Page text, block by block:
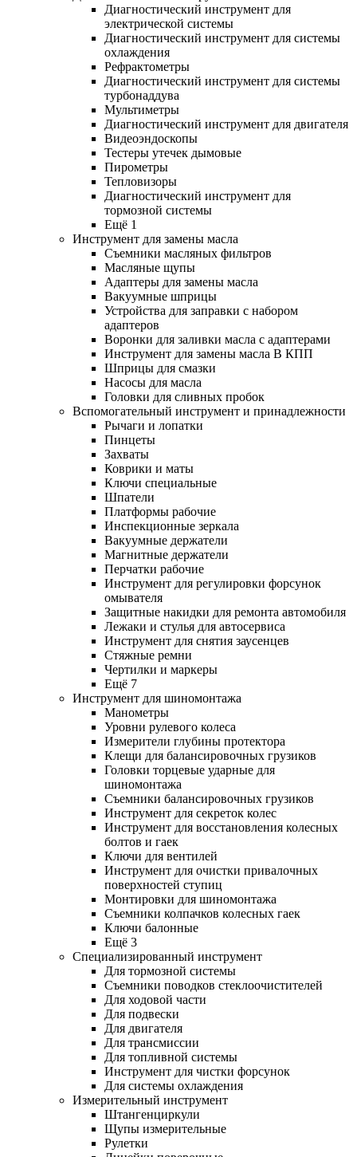
Диагностический инструмент для
электрической системы
Диагностический инструмент для системы
охлаждения
Рефрактометры
Диагностический инструмент для системы
турбонаддува
Мультиметры
Диагностический инструмент для двигателя
Видеоэндоскопы
Тестеры утечек дымовые
Пирометры
Тепловизоры
Диагностический инструмент для
тормозной системы
Ещё 1
Инструмент для замены масла
Съемники масляных фильтров
Масляные щупы
Адаптеры для замены масла
Вакуумные шприцы
Устройства для заправки с набором
адаптеров
Воронки для заливки масла с адаптерами
Инструмент для замены масла В КПП
Шприцы для смазки
Насосы для масла
Головки для сливных пробок
Вспомогательный инструмент и принадлежности
Рычаги и лопатки
Пинцеты
Захваты
Коврики и маты
Ключи специальные
Шпатели
Платформы рабочие
Инспекционные зеркала
Вакуумные держатели
Магнитные держатели
Перчатки рабочие
Инструмент для регулировки форсунок
омывателя
Защитные накидки для ремонта автомобиля
Лежаки и стулья для автосервиса
Инструмент для снятия заусенцев
Стяжные ремни
Чертилки и маркеры
Ещё 7
Инструмент для шиномонтажа
Манометры
Уровни рулевого колеса
Измерители глубины протектора
Клещи для балансировочных грузиков
Головки торцевые ударные для
шиномонтажа
Съемники балансировочных грузиков
Инструмент для секреток колес
Инструмент для восстановления колесных
болтов и гаек
Ключи для вентилей
Инструмент для очистки привалочных
поверхностей ступиц
Монтировки для шиномонтажа
Съемники колпачков колесных гаек
Ключи балонные
Ещё 3
Специализированный инструмент
Для тормозной системы
Съемники поводков стеклоочистителей
Для ходовой части
Для подвески
Для двигателя
Для трансмиссии
Для топливной системы
Инструмент для чистки форсунок
Для системы охлаждения
Измерительный инструмент
Штангенциркули
Щупы измерительные
Рулетки